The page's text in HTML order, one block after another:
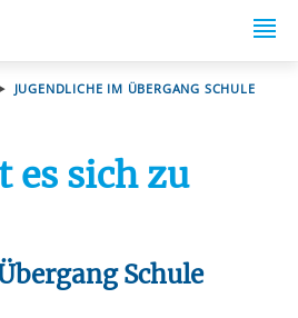
JUGENDLICHE IM ÜBERGANG SCHULE
es sich zu
Schule